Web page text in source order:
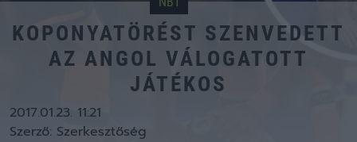
KOPONYATÖRÉST SZENVEDETT
AZ ANGOL VÁLOGATOTT
JÁTÉKOS
2017.01.23. 11:21
Szerző: Szerkesztőség